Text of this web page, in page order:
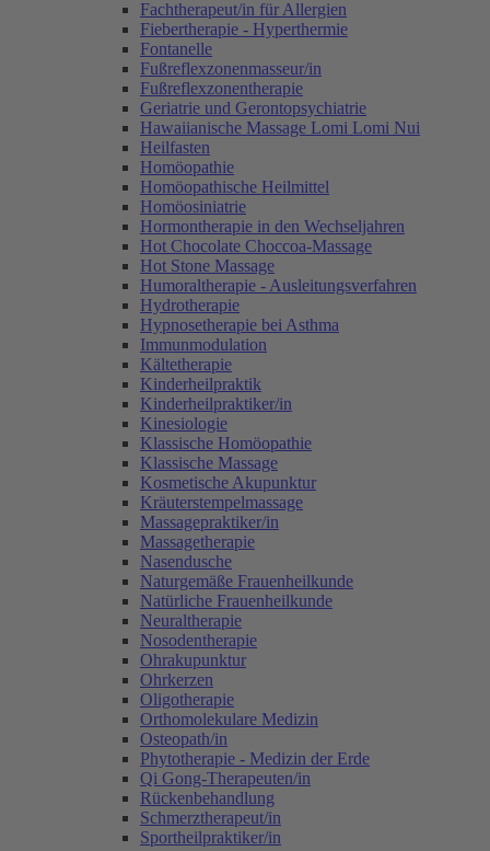
Fachtherapeut/in für Allergien
Fiebertherapie - Hyperthermie
Fontanelle
Fußreflexzonenmasseur/in
Fußreflexzonentherapie
Geriatrie und Gerontopsychiatrie
Hawaiianische Massage Lomi Lomi Nui
Heilfasten
Homöopathie
Homöopathische Heilmittel
Homöosiniatrie
Hormontherapie in den Wechseljahren
Hot Chocolate Choccoa-Massage
Hot Stone Massage
Humoraltherapie - Ausleitungsverfahren
Hydrotherapie
Hypnosetherapie bei Asthma
Immunmodulation
Kältetherapie
Kinderheilpraktik
Kinderheilpraktiker/in
Kinesiologie
Klassische Homöopathie
Klassische Massage
Kosmetische Akupunktur
Kräuterstempelmassage
Massagepraktiker/in
Massagetherapie
Nasendusche
Naturgemäße Frauenheilkunde
Natürliche Frauenheilkunde
Neuraltherapie
Nosodentherapie
Ohrakupunktur
Ohrkerzen
Oligotherapie
Orthomolekulare Medizin
Osteopath/in
Phytotherapie - Medizin der Erde
Qi Gong-Therapeuten/in
Rückenbehandlung
Schmerztherapeut/in
Sportheilpraktiker/in